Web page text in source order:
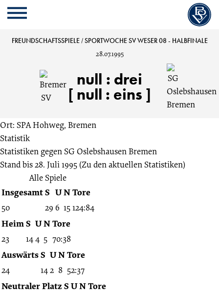
Cookie
Einstellungen
Zum
Inhalt
Website
Cookie
Einstellungen
Kopfbereich
MENU
Bremer
SG
Oslebshausen
Bremen
0:3
Sportwoche
SV
Weser
FREUNDSCHAFTSSPIELE /SPORTWOCHE SV WESER 08 - HALBFINALE
28.07.1995
null : drei
[ null : eins ]
Ort: SPA Hohweg, Bremen
Statistik
Statistiken gegenSG Oslebshausen Bremen
Stand bis 28. Juli 1995 (Zu den aktuellen Statistiken)
Alle Spiele
InsgesamtS UNTore
50 29 6 15124:84
HeimS UNTore
23 144 5 70:38
AuswärtsS UNTore
24 142 8 52:37
Neutraler Platz S UNTore